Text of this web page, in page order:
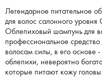
Легендарное питательное
для волос салонного
Облепиховый шампунь для
профессиональное
волосам силы, в его основе
облепихи, невероятно
которые питают кожу